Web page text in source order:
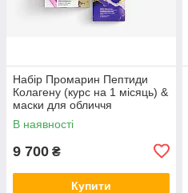
Набір Промарин Пептиди
Колагену (курс на 1 місяць) &
маски для обличчя
біоцелюлозні Skin Harmony
(5 саше)
В наявності
9 700 ₴
Купити